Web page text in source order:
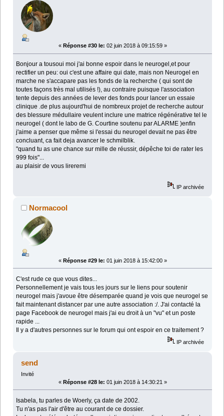
« Réponse #30 le: 02 juin 2018 à 09:15:59 »
Bonjour a tousoui moi j'ai bonne espoir dans le neurogel,et pour
rectifier un peu: oui c'est une affaire qui date, mais non Neurogel en
marche ne s'accapare pas les fonds de la recherche ( qui sont de
toutes façons très mal utilisés !), au contraire puisque l'association
tente depuis des années de lever des fonds pour lancer un essaie
clinique .de plus aujourd'hui de nombreux projet de recherche autour
des blessure médullaire veulent inclure une matrice régénérative tel le
neurogel ( dont le labo de G. Courtine soutenu par ALARME )enfin
j'aime a penser que même si l'essai du neurogel devait ne pas être
concluant, ca fait deja avancer le schmilblik.
"quand tu as une chance sur mille de réussir, dépêche toi de rater les
999 fois"...
au plaisir de vous lireremi
IP archivée
Normacool
« Réponse #29 le: 01 juin 2018 à 15:42:00 »
C'est rude ce que vous dites...
Personnellement je vais tous les jours sur le liens pour soutenir
neurogel mais j'avoue être désemparée quand je vois que neurogel se
fait maintenant distancer par une autre association :/. J'ai contacté la
page Facebook de neurogel mais j'ai eu droit à un "vu" et un poste
rapide ...
Il y a d'autres personnes sur le forum qui ont espoir en ce traitement ?
IP archivée
send
Invité
« Réponse #28 le: 01 juin 2018 à 14:30:21 »
Isabela, tu parles de Woerly, ça date de 2002.
Tu n'as pas l'air d'être au courant de ce dossier.